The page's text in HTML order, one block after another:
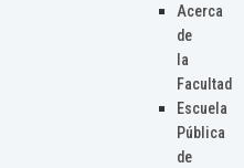
Acerca
de
la
Facultad
Escuela
Pública
de